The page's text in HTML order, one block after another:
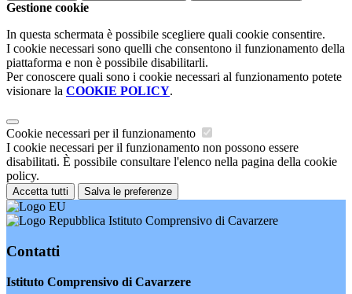
Gestione cookie
In questa schermata è possibile scegliere quali cookie consentire.
I cookie necessari sono quelli che consentono il funzionamento della
piattaforma e non è possibile disabilitarli.
Per conoscere quali sono i cookie necessari al funzionamento potete
visionare la COOKIE POLICY.
Cookie necessari per il funzionamento
I cookie necessari per il funzionamento non possono essere
disabilitati. È possibile consultare l'elenco nella pagina della cookie
policy.
Accetta tutti Salva le preferenze
Istituto Comprensivo di Cavarzere
Contatti
Istituto Comprensivo di Cavarzere